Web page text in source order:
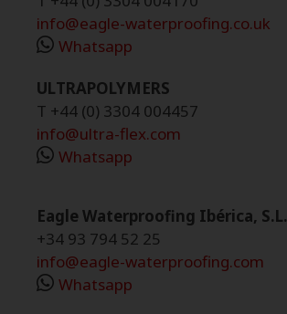
info@eagle-waterproofing.co.uk
Whatsapp
ULTRAPOLYMERS
T +44 (0) 3304 004457
info@ultra-flex.com
Whatsapp
Eagle Waterproofing Ibérica, S.L.
+34 93 794 52 25
info@eagle-waterproofing.com
Whatsapp